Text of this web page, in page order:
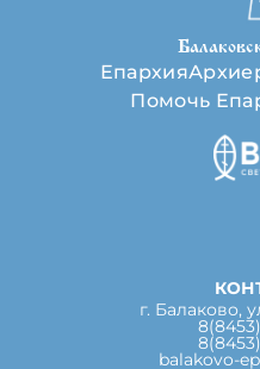
Епархия
Помочь
г. Балаково,
balakovo-